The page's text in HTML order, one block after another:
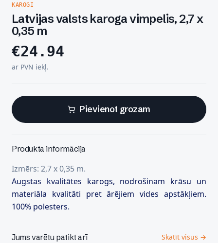
KAROGI
Latvijas valsts karoga vimpelis, 2,7 x
0,35 m
€24.94
ar PVN iekļ.
Pievienot grozam
Produkta informācija
Izmērs: 2,7 x 0,35 m.
Augstas kvalitātes karogs, nodrošinam krāsu un
materiāla kvalitāti pret ārējiem vides apstākļiem.
100% polesters.
Jums varētu patikt arī Skatīt visus →